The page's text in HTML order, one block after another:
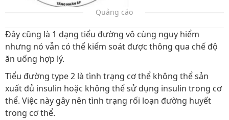
Quảng cáo
Đây cũng là 1 dạng tiểu đường vô cùng nguy hiểm
nhưng nó vẫn có thể kiểm soát được thông qua chế độ
ăn uống hợp lý.
Tiểu đường type 2 là tình trạng cơ thể không thể sản
xuất đủ insulin hoặc không thể sử dụng insulin trong cơ
thể. Việc này gây nên tình trạng rối loạn đường huyết
trong cơ thể.